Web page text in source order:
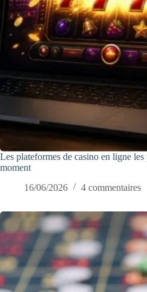
Les plateformes de casino en ligne les
moment
16/06/2026
4 commentaires